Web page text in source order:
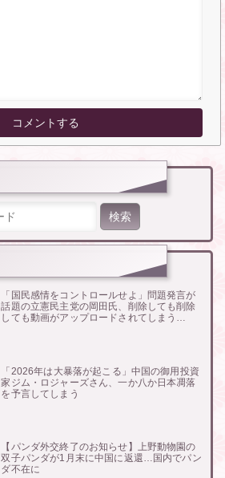
「国民感情をコントロールせよ」問題発言が
話題の立憲民主党の岡田氏、削除しても削除
しても動画がアップロードされてしまう…
「2026年は大暴落が起こる」中国の御用投資
家ジム・ロジャーズさん、一か八か日本凋落
を予言してしまう
【パンダ外交終了のお知らせ】上野動物園の
双子パンダが1月末に中国に返還…国内でパン
ダ不在に